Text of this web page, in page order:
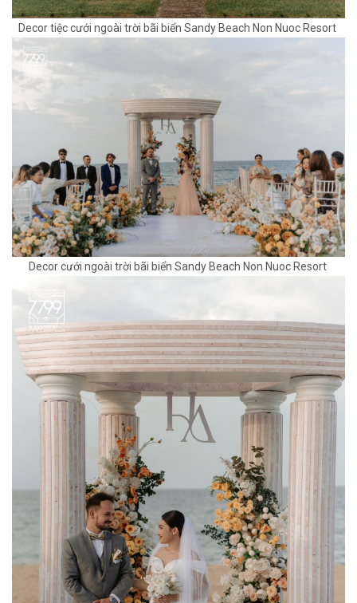
Decor tiệc cưới ngoài trời bãi biển Sandy Beach Non Nuoc Resort
Decor cưới ngoài trời bãi biển Sandy Beach Non Nuoc Resort